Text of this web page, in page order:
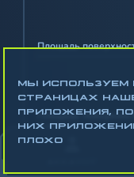
Площадь
Площадь
пирамиды
МЫ ИСПОЛЬЗУЕМ
СТРАНИЦАХ
ПРИЛОЖЕНИЯ,
НИХ
ПЛОХО